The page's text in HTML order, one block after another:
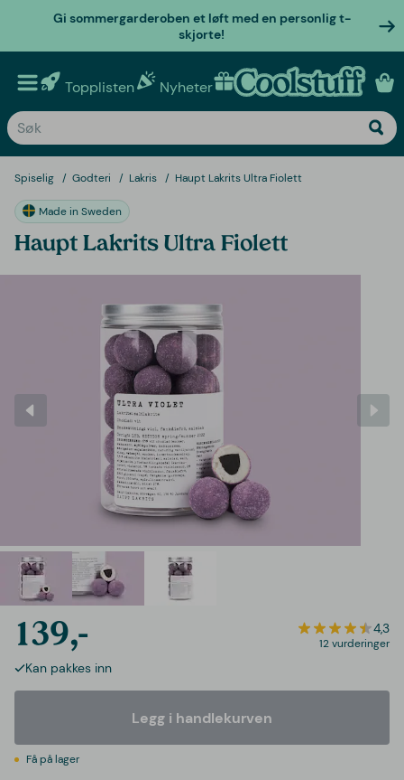
Gi sommergarderoben et løft med en personlig t-
skjorte!
Topplisten Nyheter Personlige gaver
Spiselig Godteri Lakris Haupt Lakrits Ultra Fiolett
Made in Sweden
Haupt Lakrits Ultra Fiolett
139,- 4,3
12 vurderinger
Kan pakkes inn
Legg i handlekurven
Få på lager